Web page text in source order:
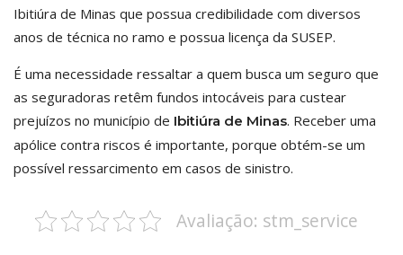
Ibitiúra de Minas que possua credibilidade com diversos
anos de técnica no ramo e possua licença da SUSEP.
É uma necessidade ressaltar a quem busca um seguro que
as seguradoras retêm fundos intocáveis para custear
prejuízos no município de Ibitiúra de Minas. Receber uma
apólice contra riscos é importante, porque obtém-se um
possível ressarcimento em casos de sinistro.
Avaliação: stm_service